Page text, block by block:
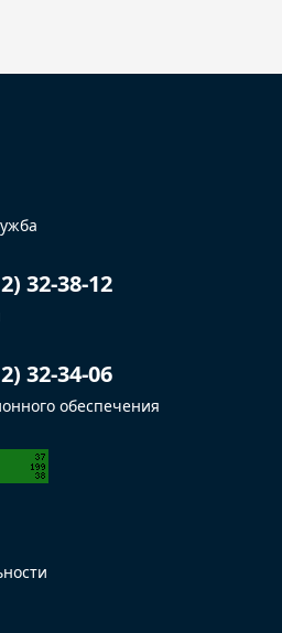
32-38-12
32-34-06
обеспечения